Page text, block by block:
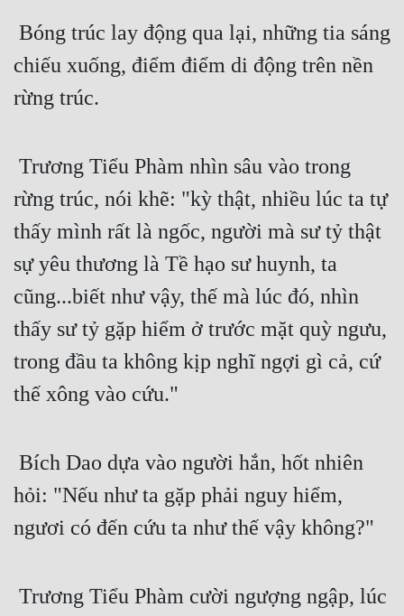
Cung Đấu
Cạnh Kỹ
Cổ Đại
Du Hí
Dã Sử
Dị Giới
Dị Năng
Góc Nhìn Nam
Huyền Huyễn
Huyền Nghi
Huyền Ảo
Hệ Thống
chiếu xuống, điểm điểm di động trên nền
rừng trúc.
rừng trúc, nói khẽ: "kỳ thật, nhiều lúc ta tự
thấy mình rất là ngốc, người mà sư tỷ thật
sự yêu thương là Tề hạo sư huynh, ta
cũng...biết như vậy, thế mà lúc đó, nhìn
thấy sư tỷ gặp hiểm ở trước mặt quỳ ngưu,
trong đầu ta không kịp nghĩ ngợi gì cả, cứ
thế xông vào cứu."
hỏi: "Nếu như ta gặp phải nguy hiểm,
ngươi có đến cứu ta như thế vậy không?"